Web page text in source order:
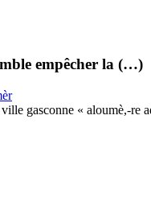
empêcher la (…)
gasconne « aloumè,-re